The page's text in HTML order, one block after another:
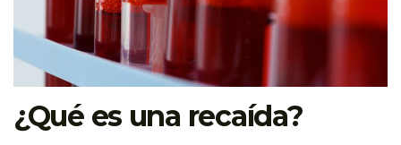
¿Qué es una recaída?